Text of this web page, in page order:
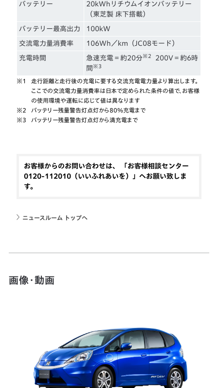
バッテリー
20kWhリチウムイオンバッテリー
（東芝製 床下搭載）
バッテリー最高出力 100kW
交流電力量消費率 106Wh／km（JC08モード）
充電時間 急速充電＝約20分 ※2
200V＝約6時
間 ※3
※1
走行距離と走行後の充電に要する交流充電電力量より算出します。
ここでの交流電力量消費率は日本で定められた条件の値で、お客様
の使用環境や運転に応じて値は異なります
※2
バッテリー残量警告灯点灯から80％充電まで
※3
バッテリー残量警告灯点灯から満充電まで
お客様からのお問い合わせは、 「お客様相談センター
0120-112010（いいふれあいを）」へお願い致しま
す。
ニュースルーム トップへ
画像・動画